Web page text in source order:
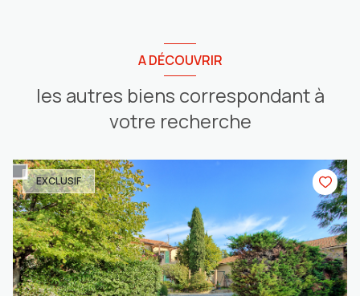
A DÉCOUVRIR
les autres biens correspondant à
votre recherche
EXCLUSIF